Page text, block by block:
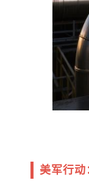
美军行动